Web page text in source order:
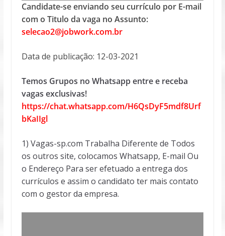
Candidate-se enviando seu currículo por E-mail
com o Titulo da vaga no Assunto:
selecao2@jobwork.com.br
Data de publicação: 12-03-2021
Temos Grupos no Whatsapp entre e receba
vagas exclusivas!
https://chat.whatsapp.com/H6QsDyF5mdf8Urf
bKaIIgl
1) Vagas-sp.com Trabalha Diferente de Todos
os outros site, colocamos Whatsapp, E-mail Ou
o Endereço Para ser efetuado a entrega dos
currículos e assim o candidato ter mais contato
com o gestor da empresa.